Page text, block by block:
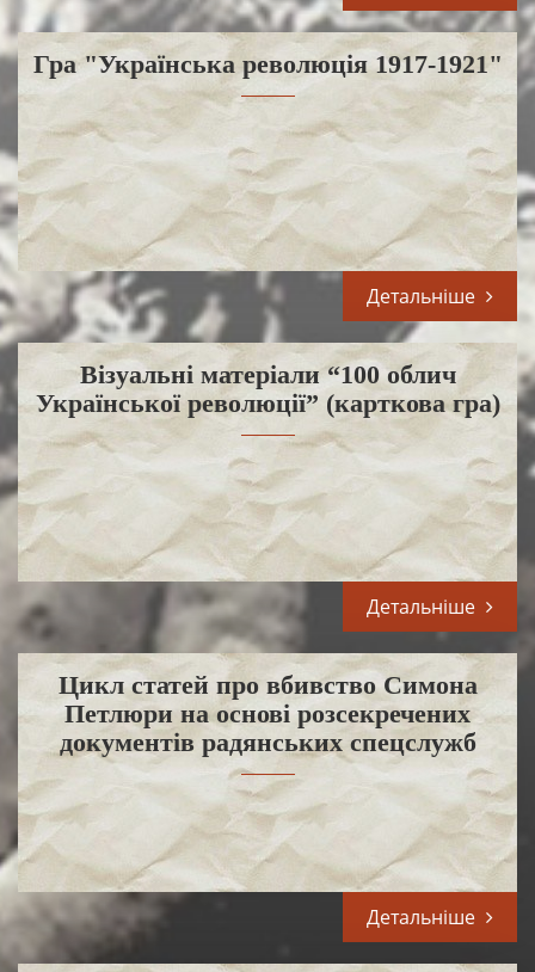
Гра "Українська революція 1917-1921"
Детальніше
Візуальні матеріали “100 облич
Української революції” (карткова гра)
Детальніше
Цикл статей про вбивство Симона
Петлюри на основі розсекречених
документів радянських спецслужб
Детальніше